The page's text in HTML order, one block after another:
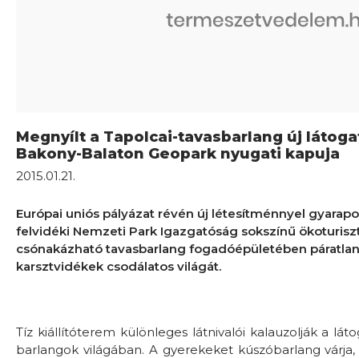
Megnyílt a Tapolcai-tavasbarlang új
Bakony-Balaton Geopark nyugati kapuja
2015.01.21.
Európai uniós pályázat révén új létesítménnyel
felvidéki Nemzeti Park Igazgatóság sokszínű
csónakázható tavasbarlang fogadóépületében
karsztvidékek csodálatos világát.
Tíz kiállítóterem különleges látnivalói kalauzolják a
barlangok világában. A gyerekeket kúszóbarlang